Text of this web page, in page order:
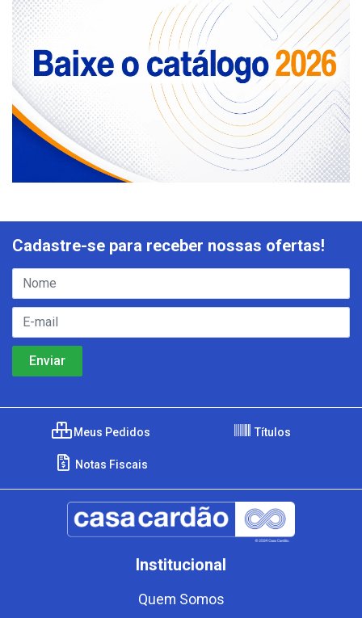
Cadastre-se para receber nossas ofertas!
Meus Pedidos Títulos
Notas Fiscais
Institucional
Quem Somos